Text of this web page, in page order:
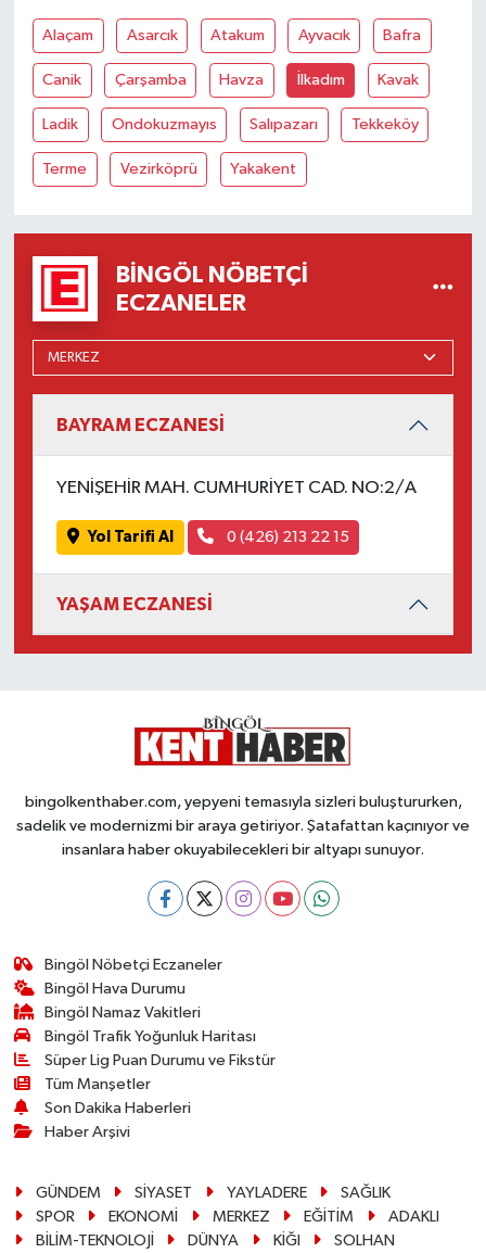
Alaçam Asarcık Atakum Ayvacık Bafra
Canik Çarşamba Havza İlkadım Kavak
Ladik Ondokuzmayıs Salıpazarı Tekkeköy
Terme Vezirköprü Yakakent
BINGÖL NÖBETÇI
ECZANELER
BAYRAM ECZANESİ
YENİŞEHİR MAH. CUMHURİYET CAD. NO:2/A
Yol Tarifi Al 0 (426) 213 22 15
YAŞAM ECZANESİ
bingolkenthaber.com, yepyeni temasıyla sizleri buluştururken,
sadelik ve modernizmi bir araya getiriyor. Şatafattan kaçınıyor ve
insanlara haber okuyabilecekleri bir altyapı sunuyor.
Bingöl Nöbetçi Eczaneler
Bingöl Hava Durumu
Bingöl Namaz Vakitleri
Bingöl Trafik Yoğunluk Haritası
Süper Lig Puan Durumu ve Fikstür
Tüm Manşetler
Son Dakika Haberleri
Haber Arşivi
GÜNDEM SİYASET YAYLADERE
SAĞLIK
SPOR
EKONOMİ MERKEZ EĞİTİM
ADAKLI
BİLİM-TEKNOLOJİ
DÜNYA KİĞI SOLHAN